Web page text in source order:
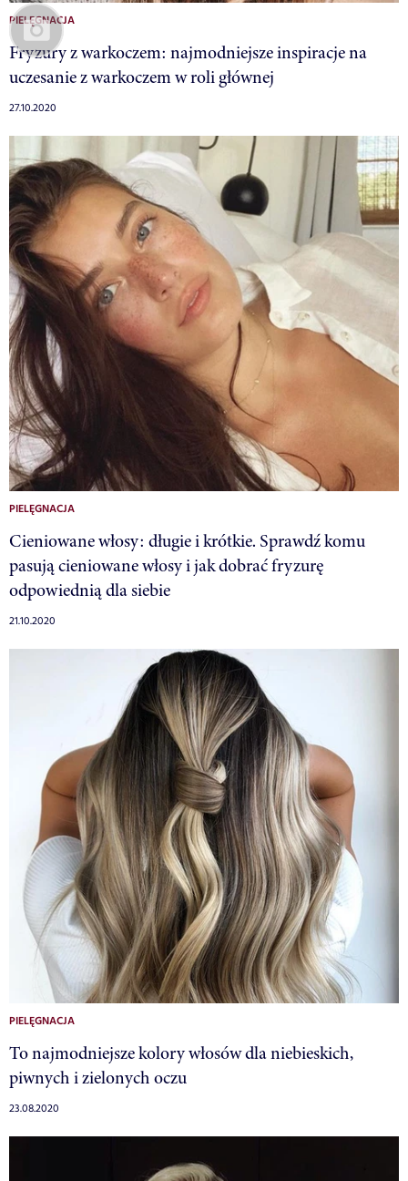
PIELĘGNACJA
Fryzury z warkoczem: najmodniejsze inspiracje na
uczesanie z warkoczem w roli głównej
27.10.2020
PIELĘGNACJA
Cieniowane włosy: długie i krótkie. Sprawdź komu
pasują cieniowane włosy i jak dobrać fryzurę
odpowiednią dla siebie
21.10.2020
PIELĘGNACJA
To najmodniejsze kolory włosów dla niebieskich,
piwnych i zielonych oczu
23.08.2020